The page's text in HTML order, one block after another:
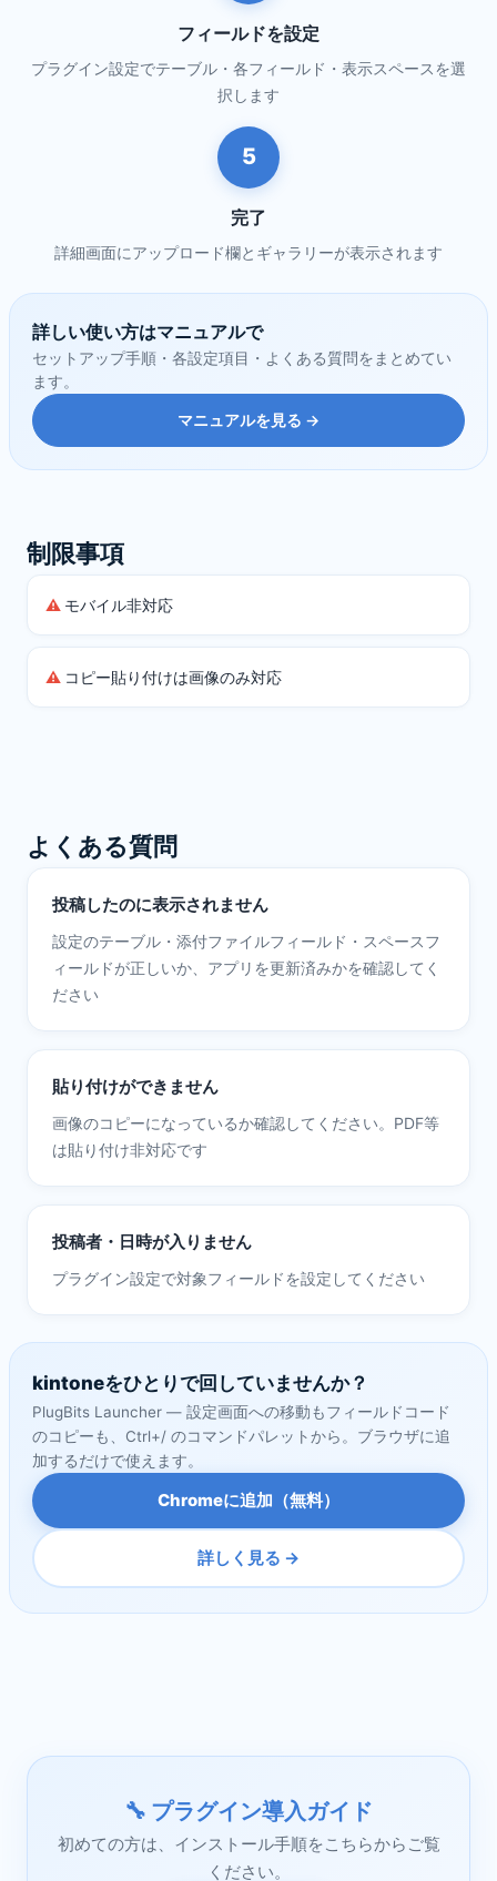
フィールドを設定
プラグイン設定でテーブル・各フィールド・表示スペースを選
択します
5
完了
詳細画面にアップロード欄とギャラリーが表示されます
詳しい使い方はマニュアルで
セットアップ手順・各設定項目・よくある質問をまとめてい
ます。
マニュアルを見る →
制限事項
モバイル非対応
コピー貼り付けは画像のみ対応
よくある質問
投稿したのに表示されません
設定のテーブル・添付ファイルフィールド・スペースフ
ィールドが正しいか、アプリを更新済みかを確認してく
ださい
貼り付けができません
画像のコピーになっているか確認してください。PDF等
は貼り付け非対応です
投稿者・日時が入りません
プラグイン設定で対象フィールドを設定してください
kintoneをひとりで回していませんか？
PlugBits Launcher — 設定画面への移動もフィールドコード
のコピーも、Ctrl+/ のコマンドパレットから。ブラウザに追
加するだけで使えます。
Chromeに追加（無料）
詳しく見る →
🔧 プラグイン導入ガイド
初めての方は、インストール手順をこちらからご覧
ください。